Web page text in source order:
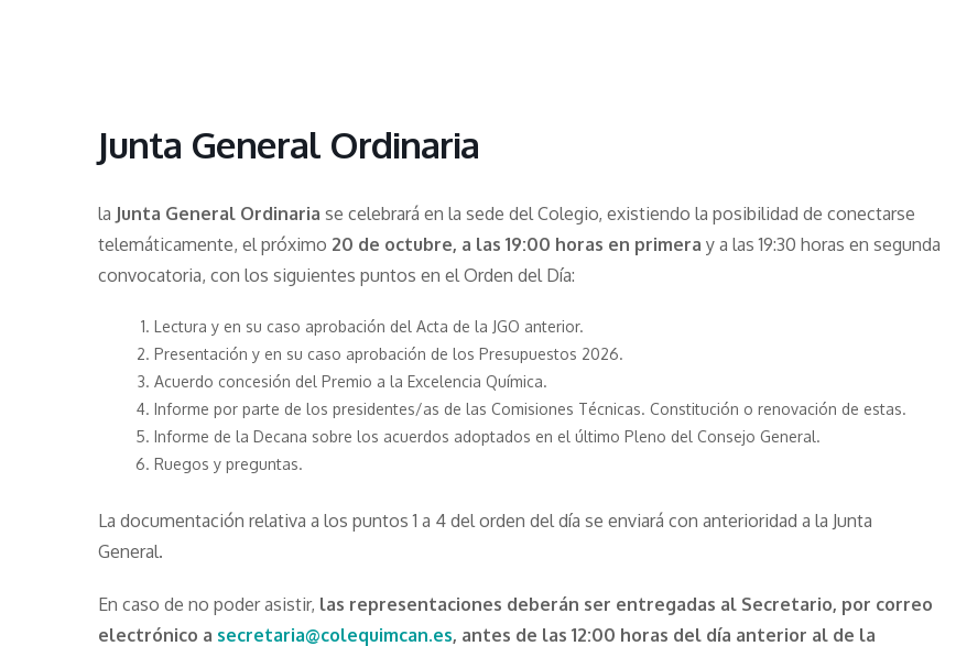
Junta General Ordinaria
la Junta General Ordinaria se celebrará en la sede del Colegio, existiendo la posibilidad de conectarse
telemáticamente, el próximo 20 de octubre, a las 19:00 horas en primera y a las 19:30 horas en segunda
convocatoria, con los siguientes puntos en el Orden del Día:
Lectura y en su caso aprobación del Acta de la JGO anterior.
Presentación y en su caso aprobación de los Presupuestos 2026.
Acuerdo concesión del Premio a la Excelencia Química.
Informe por parte de los presidentes/as de las Comisiones Técnicas. Constitución o renovación de estas.
Informe de la Decana sobre los acuerdos adoptados en el último Pleno del Consejo General.
Ruegos y preguntas.
La documentación relativa a los puntos 1 a 4 del orden del día se enviará con anterioridad a la Junta
General.
En caso de no poder asistir, las representaciones deberán ser entregadas al Secretario, por correo
electrónico a secretaria@colequimcan.es, antes de las 12:00 horas del día anterior al de la